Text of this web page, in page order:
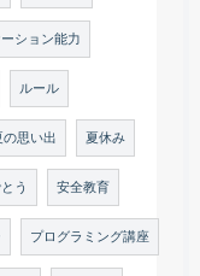
ション能力
ルール
の思い出 夏休み
う 安全教育
プログラミング講座